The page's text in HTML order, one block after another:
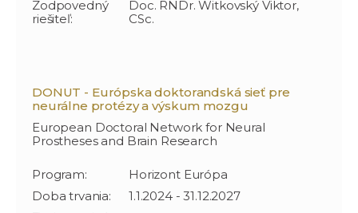
Zodpovedný
riešiteľ:
Doc. RNDr. Witkovský Viktor,
CSc.
DONUT - Európska doktorandská sieť pre
neurálne protézy a výskum mozgu
European Doctoral Network for Neural
Prostheses and Brain Research
Program:
Horizont Európa
Doba trvania:
1.1.2024 - 31.12.2027